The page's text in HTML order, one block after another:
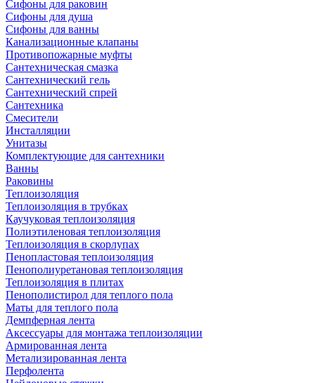
Сифоны для раковин
Сифоны для душа
Сифоны для ванны
Канализационные клапаны
Противопожарные муфты
Сантехническая смазка
Сантехнический гель
Сантехнический спрей
Сантехника
Смесители
Инсталляции
Унитазы
Комплектующие для сантехники
Ванны
Раковины
Теплоизоляция
Теплоизоляция в трубках
Каучуковая теплоизоляция
Полиэтиленовая теплоизоляция
Теплоизоляция в скорлупах
Пенопластовая теплоизоляция
Пенополиуретановая теплоизоляция
Теплоизоляция в плитах
Пенополистирол для теплого пола
Маты для теплого пола
Демпферная лента
Аксессуары для монтажа теплоизоляции
Армированная лента
Метализированная лента
Перфолента